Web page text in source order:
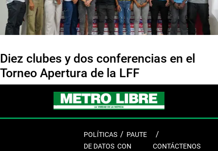
Diez clubes y dos conferencias en el
Torneo Apertura de la LFF
POLÍTICAS
DE DATOS
PAUTE
CON
CONTÁCTENOS